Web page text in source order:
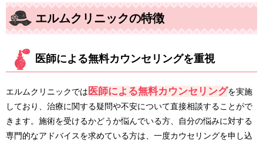
エルムクリニックの特徴
医師による無料カウンセリングを重視
エルムクリニックでは 医師による無料カウンセリングを実施
しており、治療に関する疑問や不安について直接相談することがで
きます。施術を受けるかどうか悩んでいる方、自分の悩みに対する
専門的なアドバイスを求めている方は、一度カウセリングを申し込